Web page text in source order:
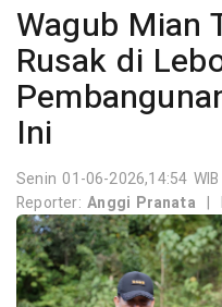
Wagub Mian
Rusak di
Ini
Senin 01-06-2026,14:54 WIB
Reporter:Anggi Pranata |